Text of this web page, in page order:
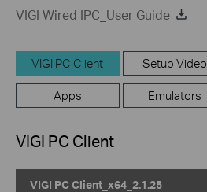
VIGI Wired IPC_User Guide
VIGI PC Client Setup Video
Apps Emulators
VIGI PC Client
VIGI PC Client_x64_2.1.25